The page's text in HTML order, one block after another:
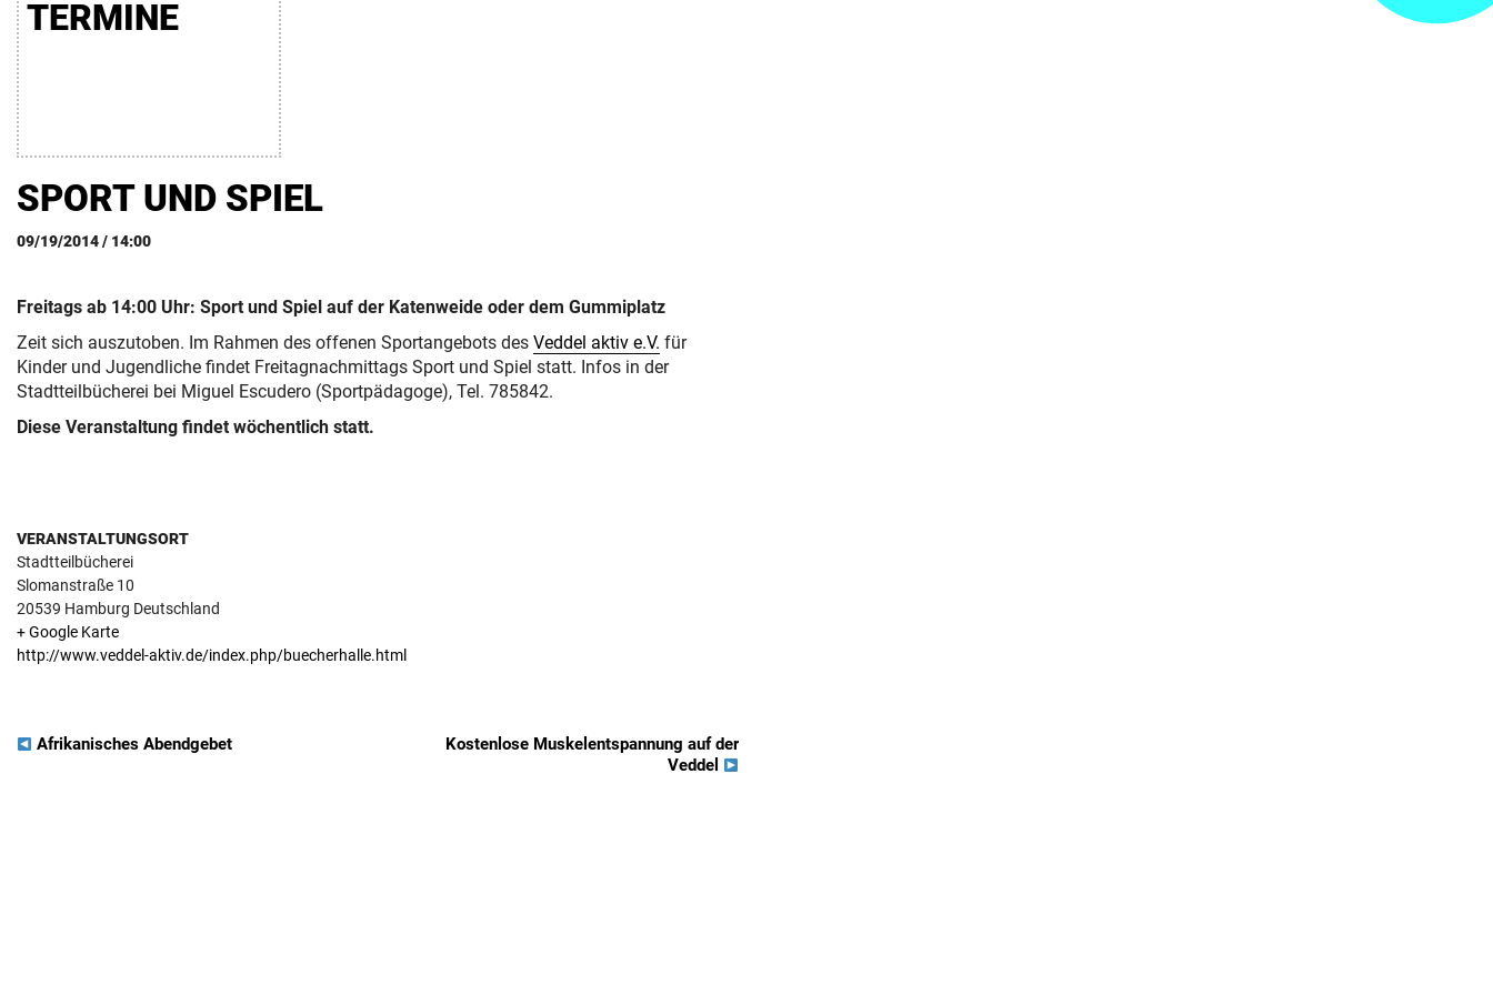
FÖRDERER
TERMINE
SPORT UND SPIEL
09/19/2014 / 14:00
Freitags ab 14:00 Uhr: Sport und Spiel auf der Katenweide oder dem Gummiplatz
Zeit sich auszutoben. Im Rahmen des offenen Sportangebots des Veddel aktiv e.V. für
Kinder und Jugendliche findet Freitagnachmittags Sport und Spiel statt. Infos in der
Stadtteilbücherei bei Miguel Escudero (Sportpädagoge), Tel. 785842.
Diese Veranstaltung findet wöchentlich statt.
VERANSTALTUNGSORT
Stadtteilbücherei
Slomanstraße 10
20539 Hamburg Deutschland
+ Google Karte
http://www.veddel-aktiv.de/index.php/buecherhalle.html
VERANSTALTUNGSNAVIGATION
Afrikanisches Abendgebet
Kostenlose Muskelentspannung auf der
Veddel